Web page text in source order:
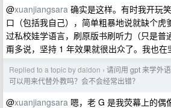
@xuanjiangsara 确实是这样。有时我开玩
口（包括我自己），简单粗暴地说就缺个虎
过私校娃学语言，刷原版书刷听力（只是普
甭多说，坚持 1 年效果就很出众了。我也在
Replied to a topic by daldon › 请问用 gpt 来学外
可以用来代替外教吗？会不会经常出错？
@xuanjiangsara 嗯，老 G 是我荧幕上的偶